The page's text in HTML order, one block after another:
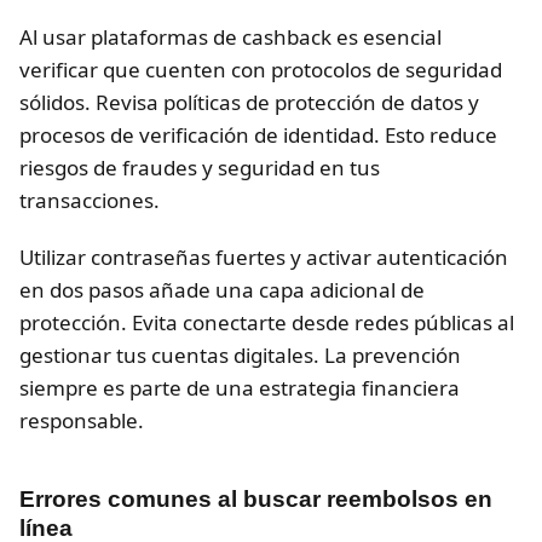
Al usar plataformas de cashback es esencial
verificar que cuenten con protocolos de seguridad
sólidos. Revisa políticas de protección de datos y
procesos de verificación de identidad. Esto reduce
riesgos de fraudes y seguridad en tus
transacciones.
Utilizar contraseñas fuertes y activar autenticación
en dos pasos añade una capa adicional de
protección. Evita conectarte desde redes públicas al
gestionar tus cuentas digitales. La prevención
siempre es parte de una estrategia financiera
responsable.
Errores comunes al buscar reembolsos en
línea